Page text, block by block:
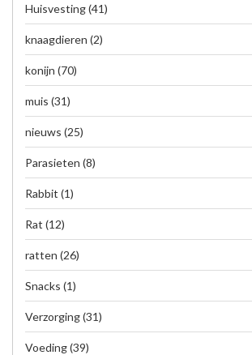
Huisvesting(41)
knaagdieren (2)
konijn (70)
muis (31)
nieuws (25)
Parasieten (8)
Rabbit (1)
Rat (12)
ratten (26)
Snacks (1)
Verzorging(31)
Voeding(39)